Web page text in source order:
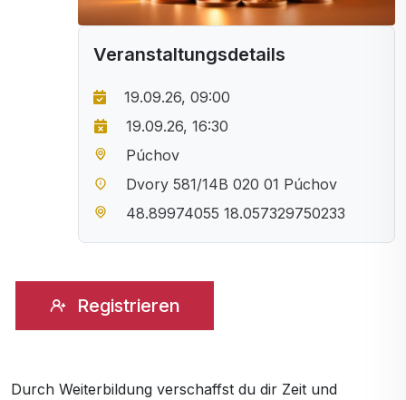
Veranstaltungsdetails
19.09.26, 09:00
19.09.26, 16:30
Púchov
Dvory 581/14B 020 01 Púchov
48.89974055 18.057329750233
Registrieren
Durch Weiterbildung verschaffst du dir Zeit und